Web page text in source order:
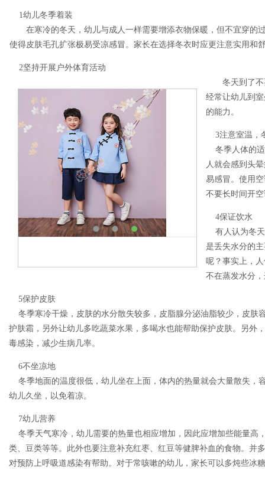
1幼儿冬季着装
在寒冷的冬天，幼儿与成人一样需要增添衣物保暖，但不宜穿的
使得皮肤毛孔扩张极易受凉感冒。家长在选择冬衣时应更注意实用和
2坚持开展户外体育活动
冬天到了不
经常让幼儿到
的能力。
3注意室温，
冬季人体的适
人就会感到头
易感冒。使用
不要长时间开
4保证饮水
有人认为冬天
是丢失水分的
呢？事实上，
不在蒸发水分
5保护皮肤
冬季寒冷干燥，皮肤的水分散失较多，皮脂腺分泌油脂较少，皮肤
护肤霜，另外让幼儿多吃蔬菜水果，多喝水也能帮助保护皮肤。另外
毒感染，减少生病几率。
6不坐凉地
冬季地面的温度很低，幼儿坐在上面，体内的热量就会大量散失，
幼儿久坐，以免着凉。
7幼儿营养
冬季天气寒冷，幼儿需要的热量也相应增加，因此应增加些能量高
类、豆类等等。此外也要注意补充红枣、红豆等健脾补血的食物。并
对预防上呼吸道感染有帮助。对于常咳嗽的幼儿，家长可以多炖些冰